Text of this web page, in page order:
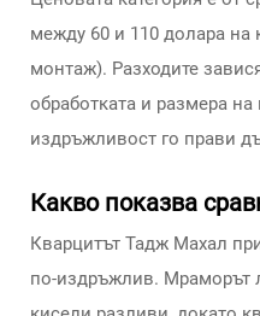
между 60 и 110 долара на
монтаж). Разходите
обработката и размера на
издръжливост го прави
Какво показва
Кварцитът Тадж Махал
по-издръжлив. Мраморът